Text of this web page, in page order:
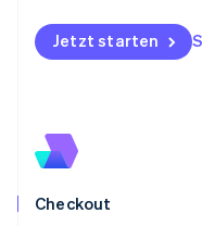
Jetzt starten
Checkout
Österreich
DeutschEnglish
Português
Rumänien
Schweden